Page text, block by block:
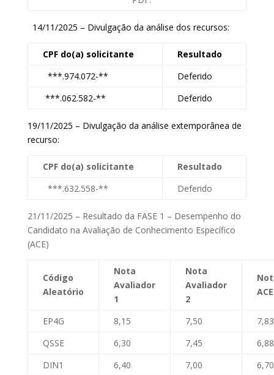
14/11/2025 – Divulgação da análise dos recursos:
CPF do(a) solicitante
Resultado
***.974.072-**
Deferido
***.062.582-**
Deferido
19/11/2025 – Divulgação da análise extemporânea de
recurso:
CPF do(a) solicitante
Resultado
***.632.558-**
Deferido
21/11/2025 – Resultado da FASE 1 – Desempenho do
Candidato na Avaliação de Conhecimento Específico
(ACE)
Código
Aleatório
Nota
Avaliador
1
Nota
Avaliador
2
ACE
EP4G 8,15 7,50
7,83
QSSE
6,30 7,45
6,88
DIN1
6,40 7,00
6,70